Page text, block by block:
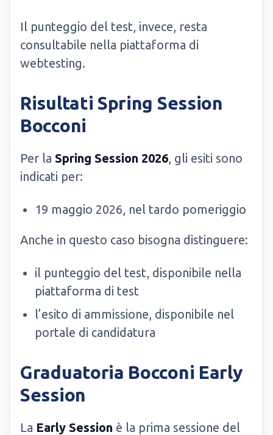
Il punteggio del test, invece, resta
consultabile nella piattaforma di
webtesting.
Risultati Spring Session
Bocconi
Per la Spring Session 2026, gli esiti sono
indicati per:
19 maggio 2026, nel tardo pomeriggio
Anche in questo caso bisogna distinguere:
il punteggio del test, disponibile nella
piattaforma di test
l’esito di ammissione, disponibile nel
portale di candidatura
Graduatoria Bocconi Early
Session
La Early Session è la prima sessione del